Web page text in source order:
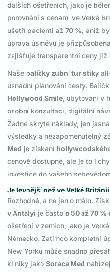
dalších ošetřeních, jako je
porovnání s cenami ve Velké
ušetří pacienti až 70 %, aniž
úprava úsměvu je
zajišťuje transparentní ceny již
Naše balíčky zubní turistiky
usnadní plánování cesty.
Hollywood Smile, ubytování v
osobní konzultaci, digitální
Žádné skryté náklady, jen
výsledky a nezapomenutelný
Med je získání
cenově dostupné, ale je to i
investice do vašeho
Je levnější než ve Velké
Rozhodně, a ne jen o málo.
v Antalyi je často o 50 až 70
ošetření v zemích, jako je
Německo. Zatímco kompletní
New Yorku může snadno
kliniky jako Soraca Med